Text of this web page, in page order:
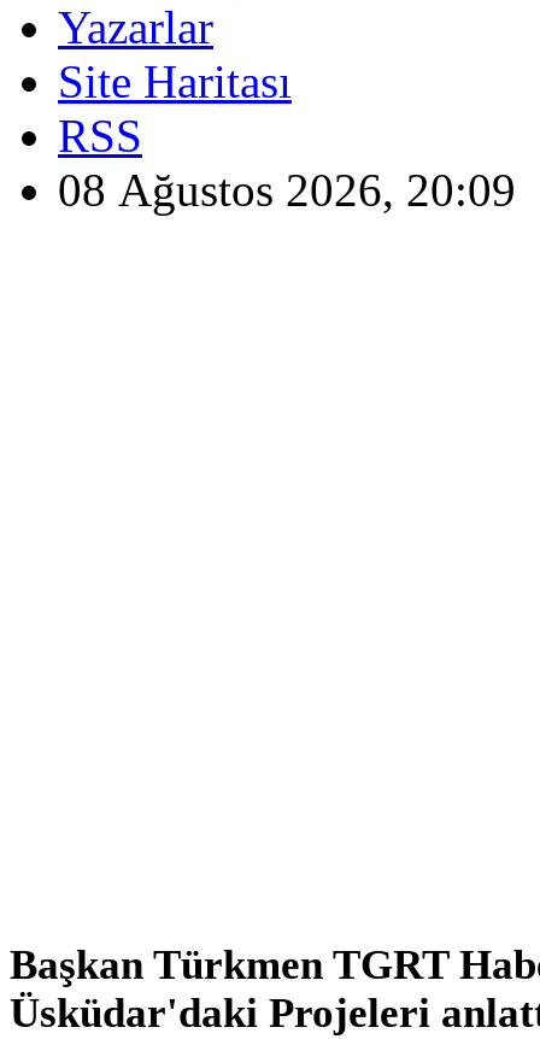
Yazarlar
Site Haritası
RSS
08 Ağustos 2026, 20:09
Başkan Türkmen TGRT
Üsküdar'daki Projeleri